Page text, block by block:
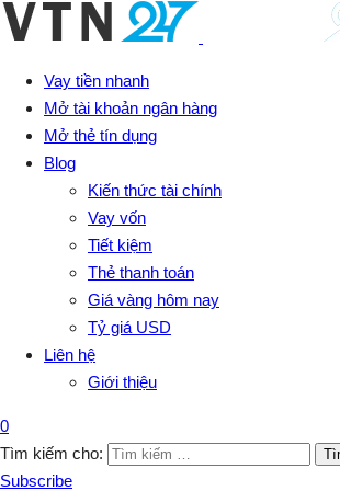
Vay tiền nhanh
Mở tài khoản ngân hàng
Mở thẻ tín dụng
Blog
Kiến thức tài chính
Vay vốn
Tiết kiệm
Thẻ thanh toán
Giá vàng hôm nay
Tỷ giá USD
Liên hệ
Giới thiệu
0
Tìm kiếm cho:
Subscribe